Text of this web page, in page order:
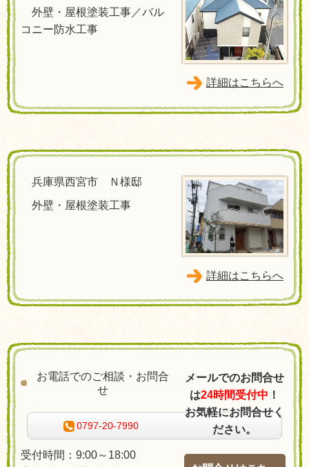
詳細はこちらへ
外壁・屋根塗装工事／バル
コニー防水工事
詳細はこちらへ
兵庫県西宮市 Ｎ様邸
外壁・屋根塗装工事
メールでのお問合せ
は24時間受付中 ！
お気軽にお問合せく
ださい。
お電話でのご相談・お問合
せ
0797-20-7990
受付時間：9:00～18:00